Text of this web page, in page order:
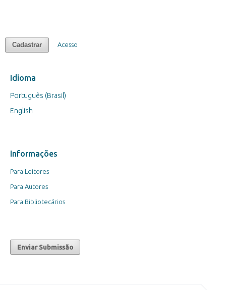
Cadastrar Acesso
Idioma
Português (Brasil)
English
Informações
Para Leitores
Para Autores
Para Bibliotecários
Enviar Submissão